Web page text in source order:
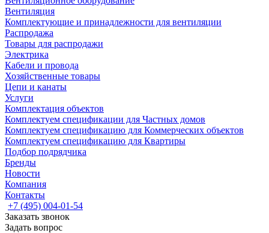
Вентиляция
Комплектующие и принадлежности для вентиляции
Распродажа
Товары для распродажи
Электрика
Кабели и провода
Хозяйственные товары
Цепи и канаты
Услуги
Комплектация объектов
Комплектуем спецификации для Частных домов
Комплектуем спецификацию для Коммерческих объектов
Комплектуем спецификацию для Квартиры
Подбор подрядчика
Бренды
Новости
Компания
Контакты
+7 (495) 004-01-54
Заказать звонок
Задать вопрос